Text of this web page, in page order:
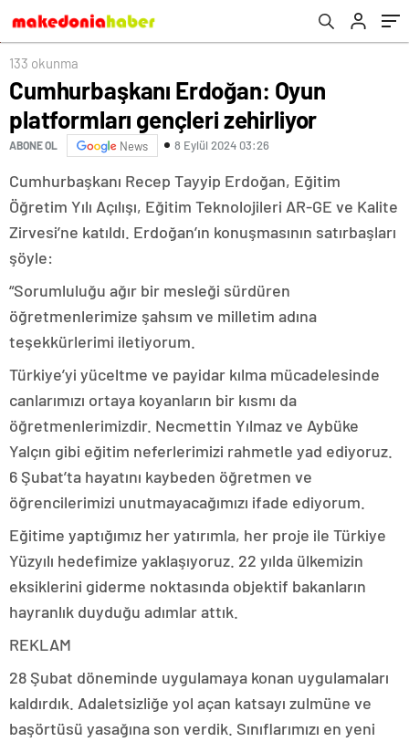
133 okunma
Cumhurbaşkanı Erdoğan: Oyun
platformları gençleri zehirliyor
ABONE OL News 8 Eylül 2024 03:26
Cumhurbaşkanı Recep Tayyip Erdoğan, Eğitim
Öğretim Yılı Açılışı, Eğitim Teknolojileri AR-GE ve Kalite
Zirvesi’ne katıldı. Erdoğan’ın konuşmasının satırbaşları
şöyle:
“Sorumluluğu ağır bir mesleği sürdüren
öğretmenlerimize şahsım ve milletim adına
teşekkürlerimi iletiyorum.
Türkiye’yi yüceltme ve payidar kılma mücadelesinde
canlarımızı ortaya koyanların bir kısmı da
öğretmenlerimizdir. Necmettin Yılmaz ve Aybüke
Yalçın gibi eğitim neferlerimizi rahmetle yad ediyoruz.
6 Şubat’ta hayatını kaybeden öğretmen ve
öğrencilerimizi unutmayacağımızı ifade ediyorum.
Eğitime yaptığımız her yatırımla, her proje ile Türkiye
Yüzyılı hedefimize yaklaşıyoruz. 22 yılda ülkemizin
eksiklerini giderme noktasında objektif bakanların
hayranlık duyduğu adımlar attık.
REKLAM
28 Şubat döneminde uygulamaya konan uygulamaları
kaldırdık. Adaletsizliğe yol açan katsayı zulmüne ve
başörtüsü yasağına son verdik. Sınıflarımızı en yeni